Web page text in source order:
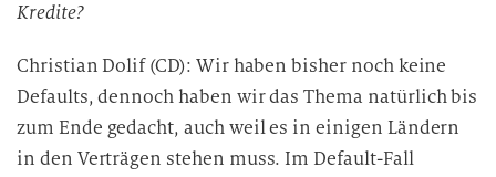
Kredite?
Christian Dolif (CD): Wir haben bisher noch keine
Defaults, dennoch haben wir das Thema natürlich bis
zum Ende gedacht, auch weil es in einigen Ländern
in den Verträgen stehen muss. Im Default-Fall